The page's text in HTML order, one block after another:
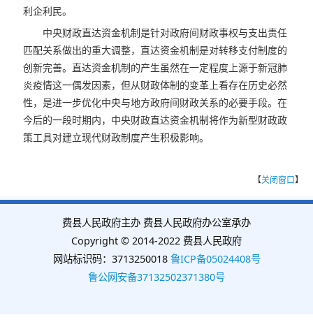
利企利民。
中央财政直达资金机制是针对政府间财政事权与支出责任
匹配关系做出的重大调整，直达资金机制是对转移支付制度的
创新完善。直达资金机制的产生虽然在一定程度上源于新冠肺
炎疫情这一偶发因素，但从财政体制的变革上看存在历史必然
性，是进一步优化中央与地方政府间财政关系的必要手段。在
今后的一段时期内，中央财政直达资金机制将作为新型财政政
策工具对建立现代财政制度产生积极影响。
【关闭窗口】
费县人民政府主办 费县人民政府办公室承办
Copyright © 2014-2022 费县人民政府
网站标识码：3713250018 鲁ICP备05024408号
鲁公网安备37132502371380号